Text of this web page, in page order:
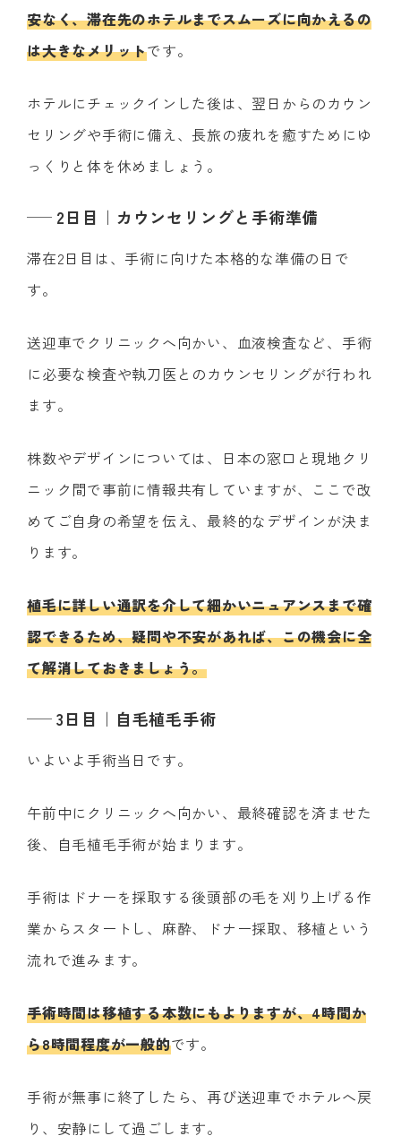
安なく、滞在先のホテルまでスムーズに向かえるの
は大きなメリットです。
ホテルにチェックインした後は、翌日からのカウン
セリングや手術に備え、長旅の疲れを癒すためにゆ
っくりと体を休めましょう。
2日目｜カウンセリングと手術準備
滞在2日目は、手術に向けた本格的な準備の日で
す。
送迎車でクリニックへ向かい、血液検査など、手術
に必要な検査や執刀医とのカウンセリングが行われ
ます。
株数やデザインについては、日本の窓口と現地クリ
ニック間で事前に情報共有していますが、ここで改
めてご自身の希望を伝え、最終的なデザインが決ま
ります。
植毛に詳しい通訳を介して細かいニュアンスまで確
認できるため、疑問や不安があれば、この機会に全
て解消しておきましょう。
3日目｜自毛植毛手術
いよいよ手術当日です。
午前中にクリニックへ向かい、最終確認を済ませた
後、自毛植毛手術が始まります。
手術はドナーを採取する後頭部の毛を刈り上げる作
業からスタートし、麻酔、ドナー採取、移植という
流れで進みます。
手術時間は移植する本数にもよりますが、4時間か
ら8時間程度が一般的です。
手術が無事に終了したら、再び送迎車でホテルへ戻
り、安静にして過ごします。